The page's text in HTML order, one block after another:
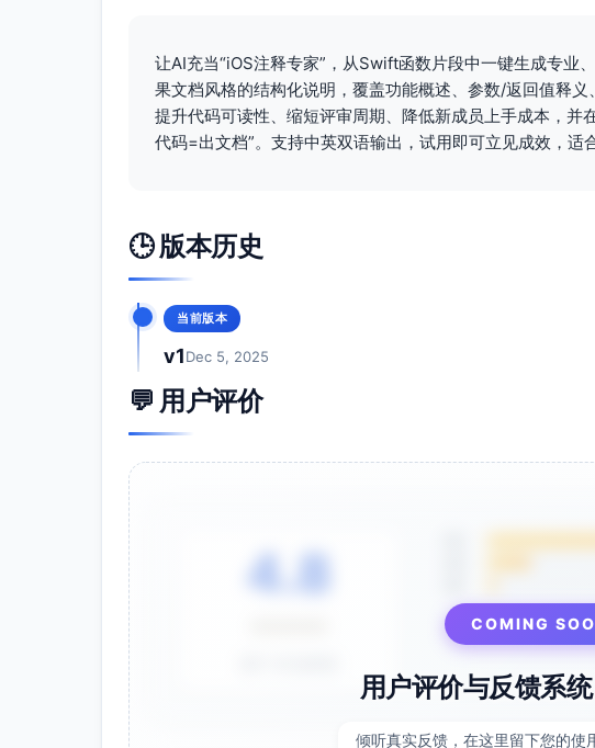
让AI充当“iOS注释专家”，从Swift函数片段中一键生成专业
果文档风格的结构化说明，覆盖功能概述、参数/返回值释
提升代码可读性、缩短评审周期、降低新成员上手成本，并
代码=出文档”。支持中英双语输出，试用即可立见成效，适
🕒 版本历史
当前版本
v1Dec 5, 2025
💬 用户评价
4.8
COMING
用户评价与反馈系
倾听真实反馈，在这里留下您的使